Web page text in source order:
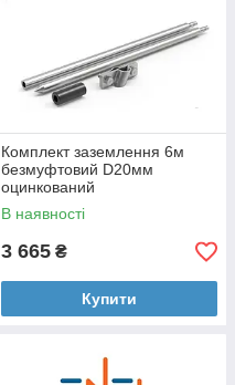
Комплект заземлення 6м
безмуфтовий D20мм
оцинкований
В наявності
3 665 ₴
Купити